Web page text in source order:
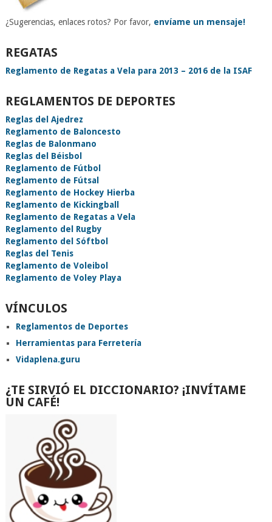
¿Sugerencias, enlaces rotos? Por favor, envíame un mensaje!
REGATAS
Reglamento de Regatas a Vela para 2013 – 2016 de la ISAF
REGLAMENTOS DE DEPORTES
Reglas del Ajedrez
Reglamento de Baloncesto
Reglas de Balonmano
Reglas del Béisbol
Reglamento de Fútbol
Reglamento de Fútsal
Reglamento de Hockey Hierba
Reglamento de Kickingball
Reglamento de Regatas a Vela
Reglamento del Rugby
Reglamento del Sóftbol
Reglas del Tenis
Reglamento de Voleibol
Reglamento de Voley Playa
VÍNCULOS
Reglamentos de Deportes
Herramientas para Ferretería
Vidaplena.guru
¿TE SIRVIÓ EL DICCIONARIO? ¡INVÍTAME
UN CAFÉ!